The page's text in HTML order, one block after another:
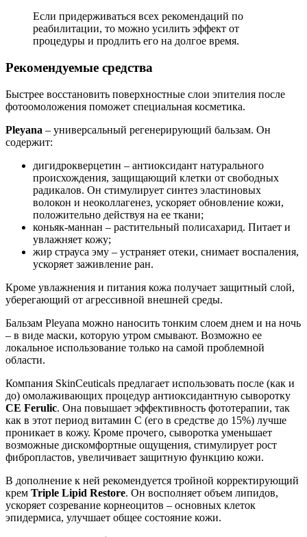
Если придерживаться всех рекомендаций по
реабилитации, то можно усилить эффект от
процедуры и продлить его на долгое время.
Рекомендуемые средства
Быстрее восстановить поверхностные слои эпителия после
фотоомоложения поможет специальная косметика.
Pleyana – универсальный регенерирующий бальзам. Он
содержит:
дигидрокверцетин – антиоксидант натурального
происхождения, защищающий клетки от свободных
радикалов. Он стимулирует синтез эластиновых
волокон и неоколлагенез, ускоряет обновление кожи,
положительно действуя на ее ткани;
коньяк-маннан – растительный полисахарид. Питает и
увлажняет кожу;
жир страуса эму – устраняет отеки, снимает воспаления,
ускоряет заживление ран.
Кроме увлажнения и питания кожа получает защитный слой,
уберегающий от агрессивной внешней среды.
Бальзам Pleyana можно наносить тонким слоем днем и на ночь
– в виде маски, которую утром смывают. Возможно ее
локальное использование только на самой проблемной
области.
Компания SkinCeuticals предлагает использовать после (как и
до) омолаживающих процедур антиоксидантную сыворотку
CE Ferulic. Она повышает эффективность фототерапии, так
как в этот период витамин С (его в средстве до 15%) лучше
проникает в кожу. Кроме прочего, сыворотка уменьшает
возможные дискомфортные ощущения, стимулирует рост
фибропластов, увеличивает защитную функцию кожи.
В дополнение к ней рекомендуется тройной корректирующий
крем Triple Lipid Restore. Он восполняет объем липидов,
ускоряет созревание корнеоцитов – основных клеток
эпидермиса, улучшает общее состояние кожи.